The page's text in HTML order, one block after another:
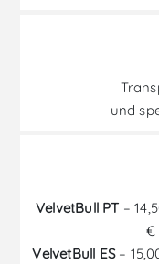
und
VelvetBull PT –
€
VelvetBull ES–